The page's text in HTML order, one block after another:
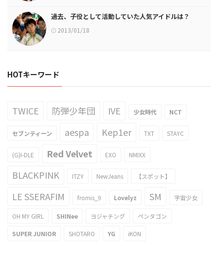
過去、子役として活動していた人気アイドルは？
2013/01/18
HOTキーワード
TWICE 防弾少年団 IVE 少女時代 NCT
セブンティーン aespa Kep1er TXT STAYC
(G)I-DLE Red Velvet EXO NMIXX
BLACKPINK ITZY NewJeans 【スポット】
LE SSERAFIM fromis_9 Lovelyz SM 宇宙少女
OH MY GIRL SHINee ヨジャチング ペンタゴン
SUPER JUNIOR SHOTARO YG iKON